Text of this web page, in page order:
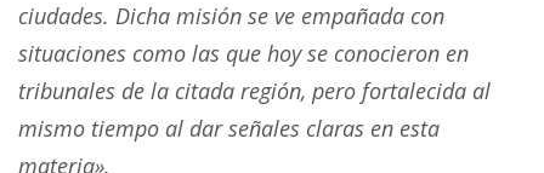
ciudades. Dicha misión se ve empañada con
situaciones como las que hoy se conocieron en
tribunales de la citada región, pero fortalecida al
mismo tiempo al dar señales claras en esta
materia».